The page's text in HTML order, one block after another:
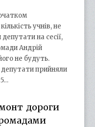
учнів, не
на сесії,
Андрій
не будуть.
прийняли
дороги